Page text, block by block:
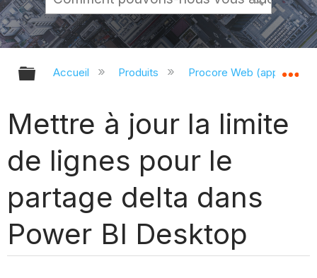
Développer/réduire la hiérarchie
Accueil Produits Procore Web
Mettre à jour la limite
de lignes pour le
partage delta dans
Power BI Desktop